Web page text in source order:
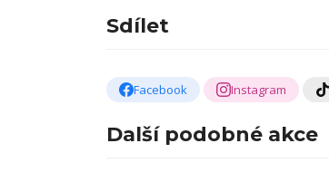
Sdílet
Facebook Instagram
Další podobné akce